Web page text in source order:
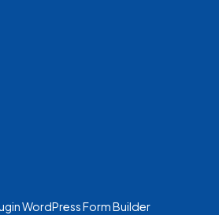
WordPress Form Builder